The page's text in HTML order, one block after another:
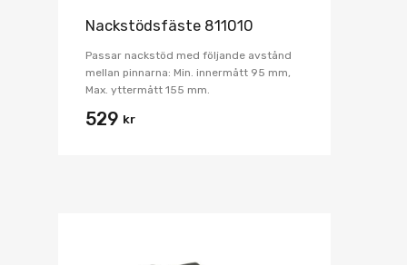
Nackstödsfäste 811010
Passar nackstöd med följande avstånd
mellan pinnarna: Min. innermått 95 mm,
Max. yttermått 155 mm.
529 kr